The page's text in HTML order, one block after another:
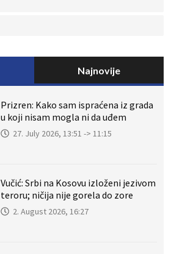
Najnovije
Prizren: Kako sam ispraćena iz grada
u koji nisam mogla ni da uđem
27. July 2026, 13:51 -> 11:15
Vučić: Srbi na Kosovu izloženi jezivom
teroru; ničija nije gorela do zore
2. August 2026, 16:27